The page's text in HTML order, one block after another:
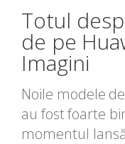
Totul
de pe
Imagini
Noile modele
au fost foarte
momentul